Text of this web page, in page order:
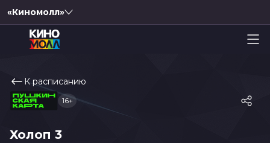
«Киномолл»
К расписанию
Холоп 3
16+